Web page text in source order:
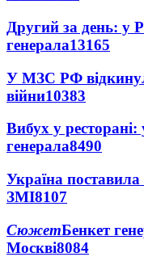
Другий за день: у
генерала13165
У МЗС РФ
війни10383
Вибух у
генерала8490
Україна
ЗМІ8107
СюжетБенкет
Москві8084